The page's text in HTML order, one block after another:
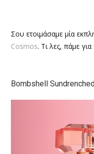
Σου ετοιμάσαμε μία
Cosmos. Τι λες, πάμε
Bombshell